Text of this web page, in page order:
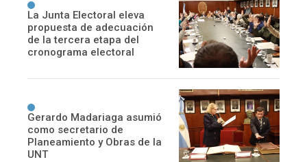
La Junta Electoral eleva
propuesta de adecuación
de la tercera etapa del
cronograma electoral
Gerardo Madariaga asumió
como secretario de
Planeamiento y Obras de la
UNT